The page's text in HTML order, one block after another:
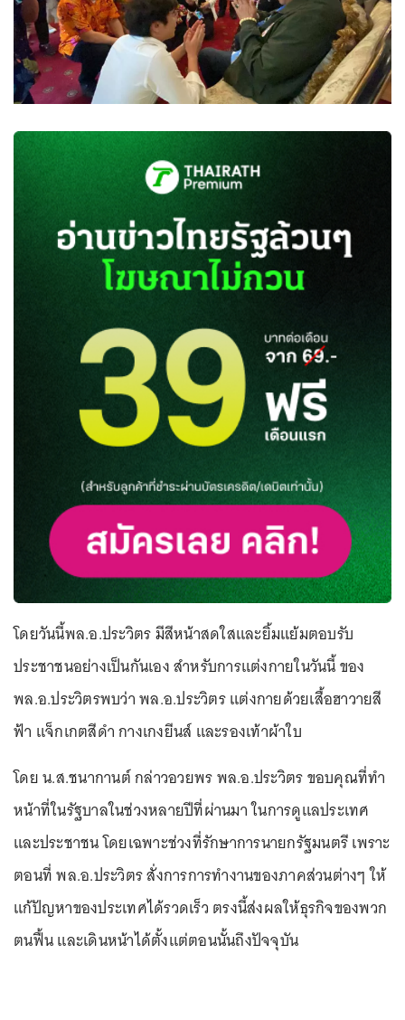
โดยวันนี้พล.อ.ประวิตร มีสีหน้าสดใสและยิ้มแย้มตอบรับ
ประชาชนอย่างเป็นกันเอง สำหรับการแต่งกายในวันนี้ ของ
พล.อ.ประวิตรพบว่า พล.อ.ประวิตร แต่งกายด้วยเสื้อฮาวายสี
ฟ้า แจ็กเกตสีดำ กางเกงยีนส์ และรองเท้าผ้าใบ
โดย น.ส.ชนากานต์ กล่าวอวยพร พล.อ.ประวิตร ขอบคุณที่ทำ
หน้าที่ในรัฐบาลในช่วงหลายปีที่ผ่านมา ในการดูแลประเทศ
และประชาชน โดยเฉพาะช่วงที่รักษาการนายกรัฐมนตรี เพราะ
ตอนที่ พล.อ.ประวิตร สั่งการการทำงานของภาคส่วนต่างๆ ให้
แก้ปัญหาของประเทศได้รวดเร็ว ตรงนี้ส่งผลให้ธุรกิจของพวก
ตนฟื้น และเดินหน้าได้ตั้งแต่ตอนนั้นถึงปัจจุบัน